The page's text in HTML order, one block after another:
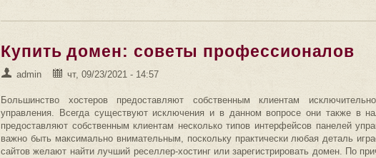
Купить домен: советы профессионалов
admin чт, 09/23/2021 - 14:57
Большинство хостеров предоставляют собственным клиентам
управления. Всегда существуют исключения и в данном вопросе они также в
предоставляют собственным клиентам несколько типов интерфейсов панелей
важно быть максимально внимательным, поскольку практически любая деталь
сайтов желают найти лучший реселлер-хостинг или зарегистрировать домен. По